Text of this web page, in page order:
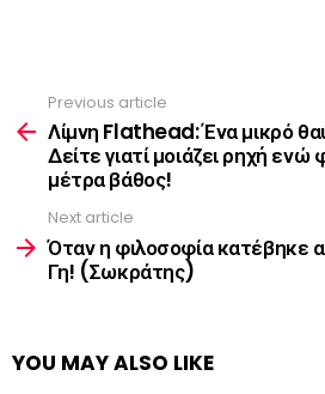
more
Previous article
Λίμνη Flathead: Ένα μικρό
Δείτε γιατί μοιάζει ρηχή ενώ
μέτρα βάθος!
Next article
Όταν η φιλοσοφία κατέβηκε
Γη! (Σωκράτης)
YOU MAY ALSO LIKE